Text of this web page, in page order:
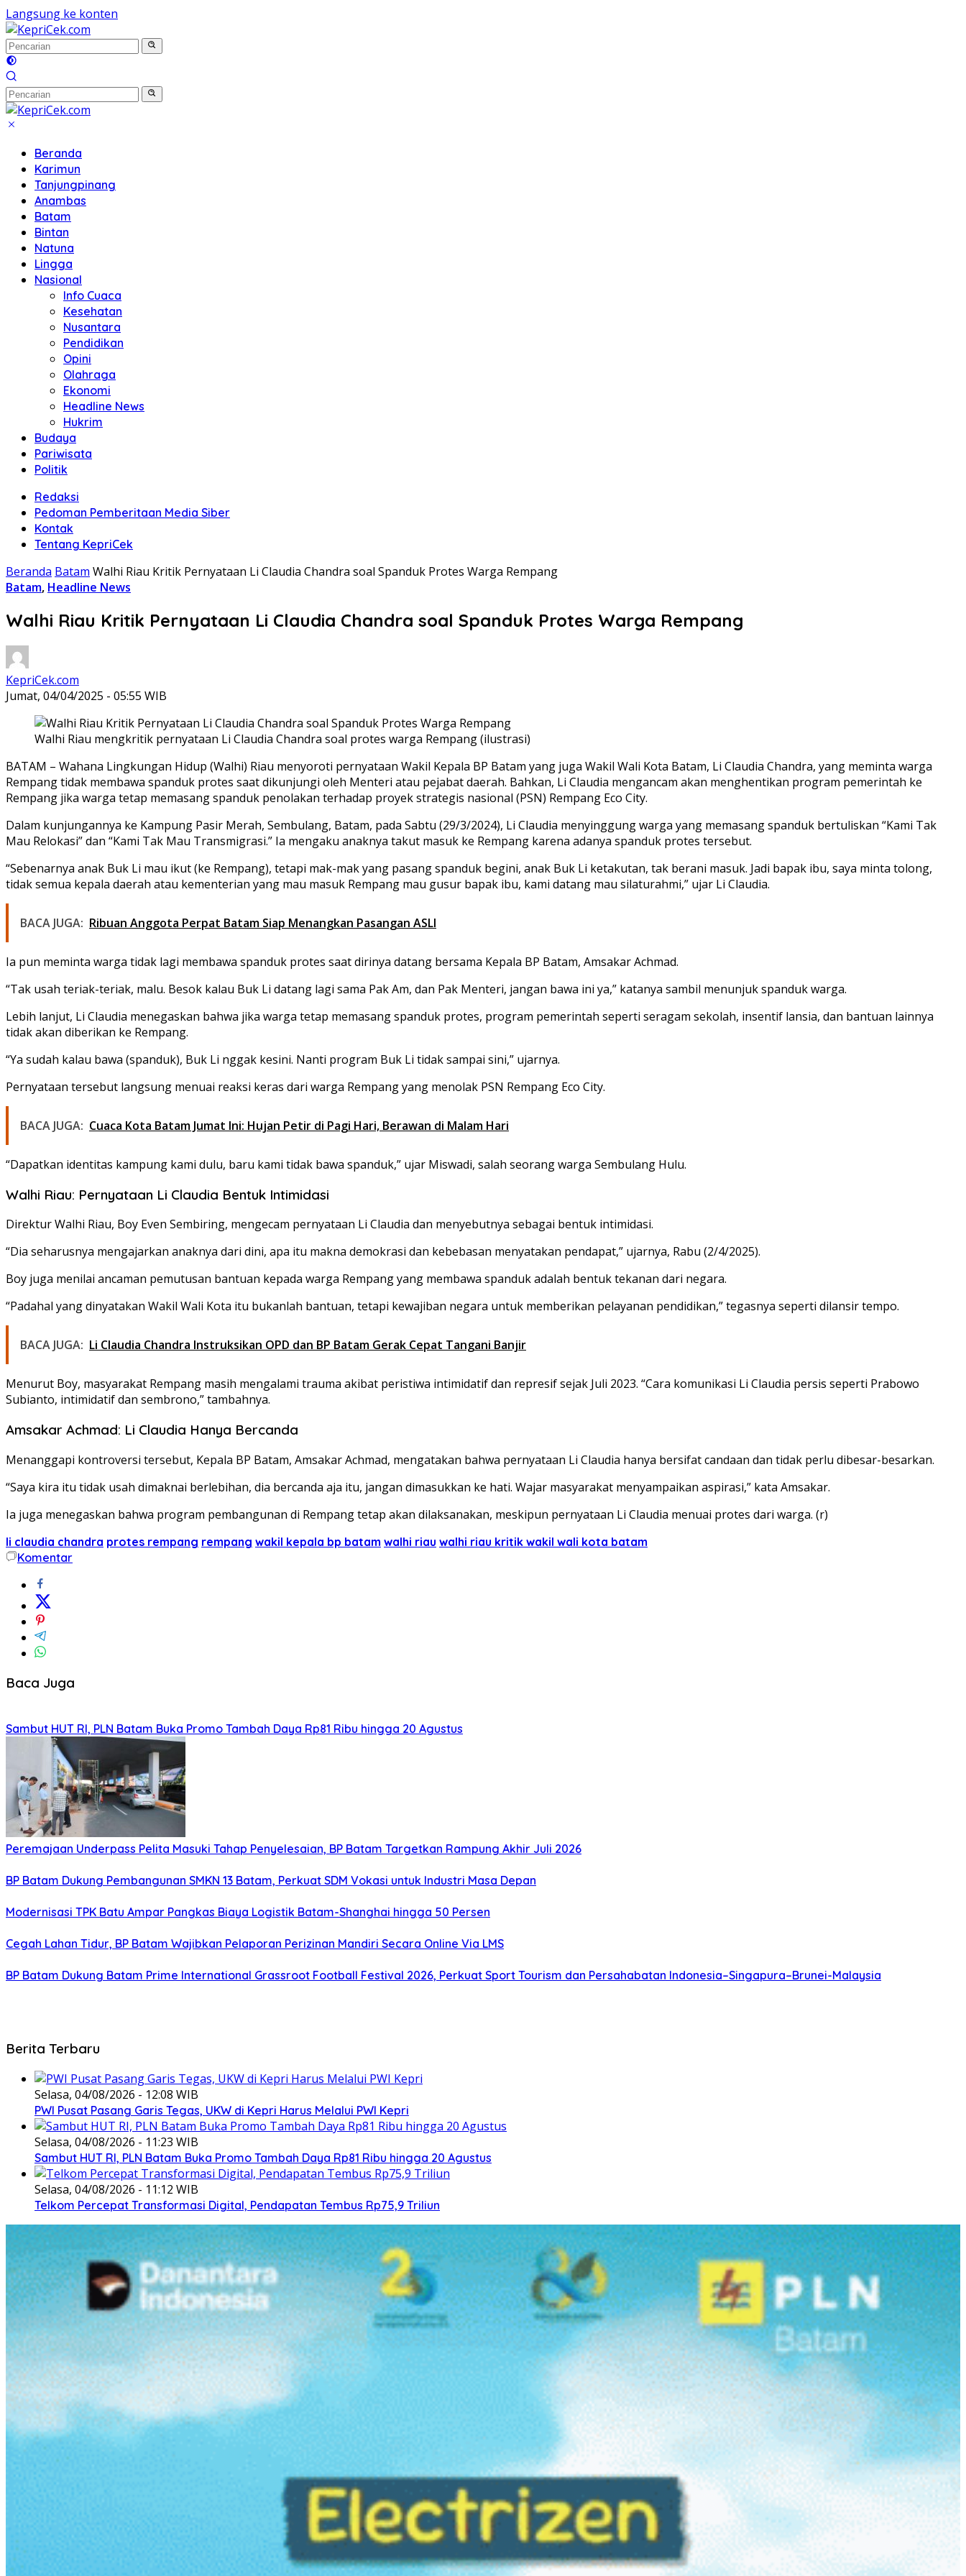
Langsung ke konten
Beranda
Karimun
Tanjungpinang
Anambas
Batam
Bintan
Natuna
Lingga
Nasional
Info Cuaca
Kesehatan
Nusantara
Pendidikan
Opini
Olahraga
Ekonomi
Headline News
Hukrim
Budaya
Pariwisata
Politik
Redaksi
Pedoman Pemberitaan Media Siber
Kontak
Tentang KepriCek
Beranda Batam Walhi Riau Kritik Pernyataan Li Claudia Chandra soal Spanduk Protes Warga Rempang
Batam, Headline News
Walhi Riau Kritik Pernyataan Li Claudia Chandra soal Spanduk Protes Warga Rempang
KepriCek.com
Jumat, 04/04/2025 - 05:55 WIB
Walhi Riau mengkritik pernyataan Li Claudia Chandra soal protes warga Rempang (ilustrasi)
BATAM – Wahana Lingkungan Hidup (Walhi) Riau menyoroti pernyataan Wakil Kepala BP Batam yang juga Wakil Wali Kota Batam, Li Claudia Chandra, yang meminta warga
Rempang tidak membawa spanduk protes saat dikunjungi oleh Menteri atau pejabat daerah. Bahkan, Li Claudia mengancam akan menghentikan program pemerintah ke
Rempang jika warga tetap memasang spanduk penolakan terhadap proyek strategis nasional (PSN) Rempang Eco City.
Dalam kunjungannya ke Kampung Pasir Merah, Sembulang, Batam, pada Sabtu (29/3/2024), Li Claudia menyinggung warga yang memasang spanduk bertuliskan “Kami Tak
Mau Relokasi” dan “Kami Tak Mau Transmigrasi.” Ia mengaku anaknya takut masuk ke Rempang karena adanya spanduk protes tersebut.
“Sebenarnya anak Buk Li mau ikut (ke Rempang), tetapi mak-mak yang pasang spanduk begini, anak Buk Li ketakutan, tak berani masuk. Jadi bapak ibu, saya minta tolong,
tidak semua kepala daerah atau kementerian yang mau masuk Rempang mau gusur bapak ibu, kami datang mau silaturahmi,” ujar Li Claudia.
BACA JUGA: Ribuan Anggota Perpat Batam Siap Menangkan Pasangan ASLI
Ia pun meminta warga tidak lagi membawa spanduk protes saat dirinya datang bersama Kepala BP Batam, Amsakar Achmad.
“Tak usah teriak-teriak, malu. Besok kalau Buk Li datang lagi sama Pak Am, dan Pak Menteri, jangan bawa ini ya,” katanya sambil menunjuk spanduk warga.
Lebih lanjut, Li Claudia menegaskan bahwa jika warga tetap memasang spanduk protes, program pemerintah seperti seragam sekolah, insentif lansia, dan bantuan lainnya
tidak akan diberikan ke Rempang.
“Ya sudah kalau bawa (spanduk), Buk Li nggak kesini. Nanti program Buk Li tidak sampai sini,” ujarnya.
Pernyataan tersebut langsung menuai reaksi keras dari warga Rempang yang menolak PSN Rempang Eco City.
BACA JUGA: Cuaca Kota Batam Jumat Ini: Hujan Petir di Pagi Hari, Berawan di Malam Hari
“Dapatkan identitas kampung kami dulu, baru kami tidak bawa spanduk,” ujar Miswadi, salah seorang warga Sembulang Hulu.
Walhi Riau: Pernyataan Li Claudia Bentuk Intimidasi
Direktur Walhi Riau, Boy Even Sembiring, mengecam pernyataan Li Claudia dan menyebutnya sebagai bentuk intimidasi.
“Dia seharusnya mengajarkan anaknya dari dini, apa itu makna demokrasi dan kebebasan menyatakan pendapat,” ujarnya, Rabu (2/4/2025).
Boy juga menilai ancaman pemutusan bantuan kepada warga Rempang yang membawa spanduk adalah bentuk tekanan dari negara.
“Padahal yang dinyatakan Wakil Wali Kota itu bukanlah bantuan, tetapi kewajiban negara untuk memberikan pelayanan pendidikan,” tegasnya seperti dilansir tempo.
BACA JUGA: Li Claudia Chandra Instruksikan OPD dan BP Batam Gerak Cepat Tangani Banjir
Menurut Boy, masyarakat Rempang masih mengalami trauma akibat peristiwa intimidatif dan represif sejak Juli 2023. “Cara komunikasi Li Claudia persis seperti Prabowo
Subianto, intimidatif dan sembrono,” tambahnya.
Amsakar Achmad: Li Claudia Hanya Bercanda
Menanggapi kontroversi tersebut, Kepala BP Batam, Amsakar Achmad, mengatakan bahwa pernyataan Li Claudia hanya bersifat candaan dan tidak perlu dibesar-besarkan.
“Saya kira itu tidak usah dimaknai berlebihan, dia bercanda aja itu, jangan dimasukkan ke hati. Wajar masyarakat menyampaikan aspirasi,” kata Amsakar.
Ia juga menegaskan bahwa program pembangunan di Rempang tetap akan dilaksanakan, meskipun pernyataan Li Claudia menuai protes dari warga. (r)
li claudia chandra protes rempang rempang wakil kepala bp batam walhi riau walhi riau kritik wakil wali kota batam
Komentar
Baca Juga
Sambut HUT RI, PLN Batam Buka Promo Tambah Daya Rp81 Ribu hingga 20 Agustus
Peremajaan Underpass Pelita Masuki Tahap Penyelesaian, BP Batam Targetkan Rampung Akhir Juli 2026
BP Batam Dukung Pembangunan SMKN 13 Batam, Perkuat SDM Vokasi untuk Industri Masa Depan
Modernisasi TPK Batu Ampar Pangkas Biaya Logistik Batam-Shanghai hingga 50 Persen
Cegah Lahan Tidur, BP Batam Wajibkan Pelaporan Perizinan Mandiri Secara Online Via LMS
BP Batam Dukung Batam Prime International Grassroot Football Festival 2026, Perkuat Sport Tourism dan Persahabatan Indonesia–Singapura–Brunei-Malaysia
Berita Terbaru
Selasa, 04/08/2026 - 12:08 WIB
PWI Pusat Pasang Garis Tegas, UKW di Kepri Harus Melalui PWI Kepri
Selasa, 04/08/2026 - 11:23 WIB
Sambut HUT RI, PLN Batam Buka Promo Tambah Daya Rp81 Ribu hingga 20 Agustus
Selasa, 04/08/2026 - 11:12 WIB
Telkom Percepat Transformasi Digital, Pendapatan Tembus Rp75,9 Triliun